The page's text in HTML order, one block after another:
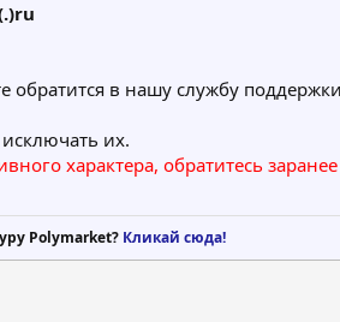
обратится в нашу службу
их.
характера, обратитесь
Polymarket? Кликай сюда!